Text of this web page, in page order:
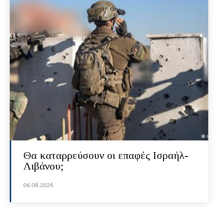
Θα καταρρεύσουν οι επαφές Ισραήλ-
Λιβάνου;
06.08.2026